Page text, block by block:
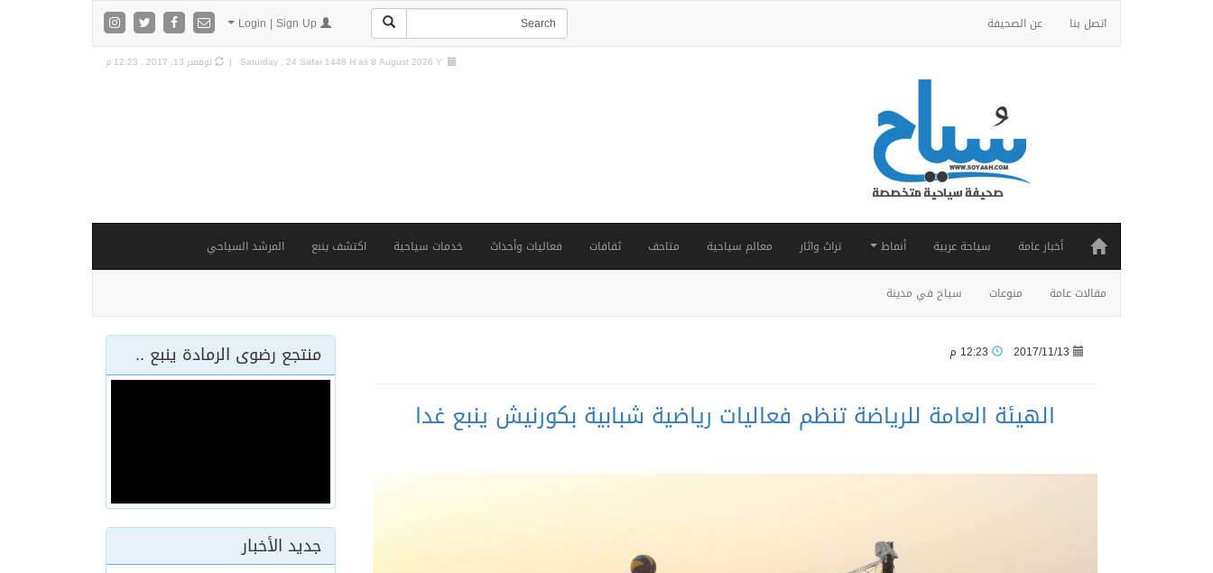
اتصل بنا عن الصحيفة
Saturday , 24 Safar 1448 H as8 August 2026 Y | نوفمبر 13, 2017 , 12:23 م
أخبار عامة سياحة عربية أنماط تراث واثار معالم سياحية متاحف ثقافات فعاليات وأحداث خدمات سياحية اكتشف ينبع المرشد السياحي
مقالات عامة منوعات سياح في مدينة
منتجع رضوى الرمادة ينبع ..
جديد الأخبار
2017/11/13
الهيئة العامة للرياضة تنظم فعاليات رياضية شبابية بكورنيش ينبع غدا